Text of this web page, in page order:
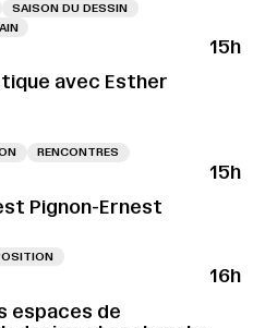
SAISON DU DESSIN
15h
avec Esther
RENCONTRES
15h
Pignon-Ernest
16h
espaces de